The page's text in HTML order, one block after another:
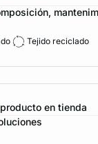
Tejido reciclado
en tienda